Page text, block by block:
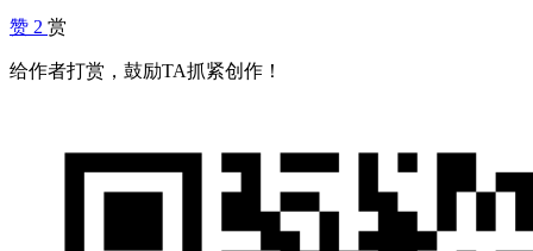
赞 2 赏
给作者打赏，鼓励TA抓紧创作！